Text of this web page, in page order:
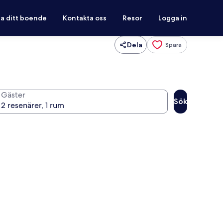
ditt boende Kontakta oss Resor Logga in
Dela Spara
Gäster
Sök